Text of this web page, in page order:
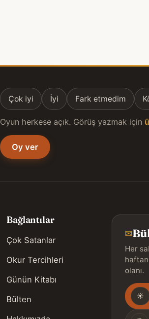
Çok iyi İyi Fark etmedim
Oyun herkese açık. Görüş yazmak için
Oy ver
Bağlantılar
Çok Satanlar
Okur Tercihleri
Günün Kitabı
Bülten
✉
Her
olanı.
sıklığı
☀